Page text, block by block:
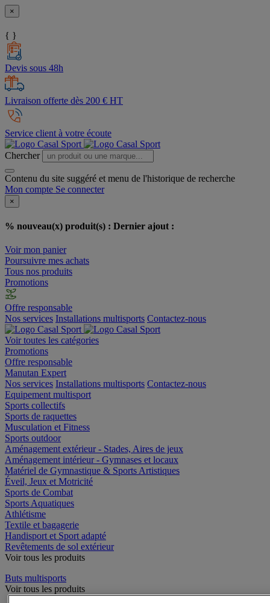
×
{ }
Devis sous 48h
Livraison offerte dès 200 € HT
Service client à votre écoute
Chercher
Contenu du site suggéré et menu de l'historique de recherche
Mon compte Se connecter
×
% nouveau(x) produit(s) : Dernier ajout :
Voir mon panier
Poursuivre mes achats
Tous nos produits
Promotions
Offre responsable
Nos services Installations multisports Contactez-nous
Voir toutes les catégories
Promotions
Offre responsable
Manutan Expert
Nos services Installations multisports Contactez-nous
Equipement multisport
Sports collectifs
Sports de raquettes
Musculation et Fitness
Sports outdoor
Aménagement extérieur - Stades, Aires de jeux
Aménagement intérieur - Gymnases et locaux
Matériel de Gymnastique & Sports Artistiques
Éveil, Jeux et Motricité
Sports de Combat
Sports Aquatiques
Athlétisme
Textile et bagagerie
Handisport et Sport adapté
Revêtements de sol extérieur
Voir tous les produits
Buts multisports
Voir tous les produits